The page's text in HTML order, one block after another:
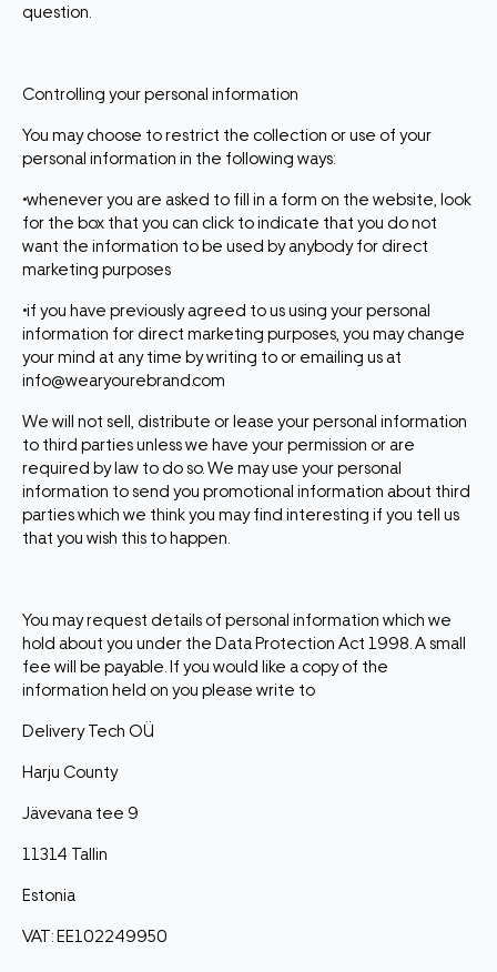
question.
Controlling your personal information
You may choose to restrict the collection or use of your
personal information in the following ways:
•whenever you are asked to fill in a form on the website, look
for the box that you can click to indicate that you do not
want the information to be used by anybody for direct
marketing purposes
•if you have previously agreed to us using your personal
information for direct marketing purposes, you may change
your mind at any time by writing to or emailing us at
info@wearyourebrand.com
We will not sell, distribute or lease your personal information
to third parties unless we have your permission or are
required by law to do so. We may use your personal
information to send you promotional information about third
parties which we think you may find interesting if you tell us
that you wish this to happen.
You may request details of personal information which we
hold about you under the Data Protection Act 1998. A small
fee will be payable. If you would like a copy of the
information held on you please write to
Delivery Tech OÜ
Harju County
Jävevana tee 9
11314 Tallin
Estonia
VAT: EE102249950